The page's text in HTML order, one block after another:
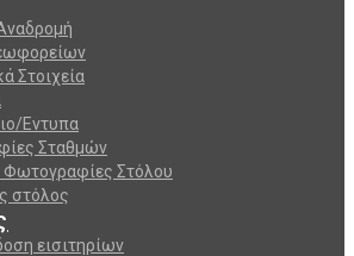
Στοιχεία
Εντυπα
Σταθμών
Φωτογραφίες Στόλου
στόλος
εισιτηρίων